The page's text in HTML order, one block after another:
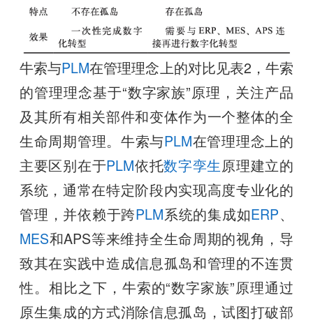
牛索与PLM在管理理念上的对比见表2，牛索
的管理理念基于“数字家族”原理，关注产品
及其所有相关部件和变体作为一个整体的全
生命周期管理。牛索与PLM在管理理念上的
主要区别在于PLM依托数字孪生原理建立的
系统，通常在特定阶段内实现高度专业化的
管理，并依赖于跨PLM系统的集成如ERP、
MES和APS等来维持全生命周期的视角，导
致其在实践中造成信息孤岛和管理的不连贯
性。相比之下，牛索的“数字家族”原理通过
原生集成的方式消除信息孤岛，试图打破部